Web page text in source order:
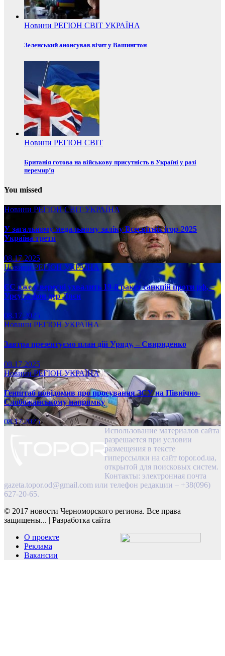
Новини РЕГІОН СВІТ УКРАЇНА
Зеленський анонсував візит у Вашингтон
Новини РЕГІОН СВІТ
Британія готова на військову присутність в Україні у разі
перемир’я
You missed
Новини РЕГІОНСВІТ УКРАЇНА
У загальному медальному заліку Всесвітніх ігор-2025
Україна третя
08.17.2025
НовиниРЕГІОН УКРАЇНА
ЄС вже у вересні ухвалить 19-й ракет санкцій проти рф, –
Урсула фон дер Ляєн
08.17.2025
Новини РЕГІОН УКРАЇНА
Завтра презентуємо план дій Уряду, – Свириденко
08.17.2025
НовиниРЕГІОНУКРАЇНА
Генштаб повідомив про просування ЗСУ на Північно-
Слобожанському напрямку
08.17.2025
Использование материалов сайта
разрешается при условии
размещения в тексте
гиперссылки на сайт topor.od.ua,
открытой для поисковых систем.
Контакты: электронная почта
gazeta.topor.od@gmail.com или телефон редакции – +38(096)
627-20-65.
© 2017 новости Черноморского региона. Все права
защищены... | Разработка сайта
О проекте
Реклама
Вакансии